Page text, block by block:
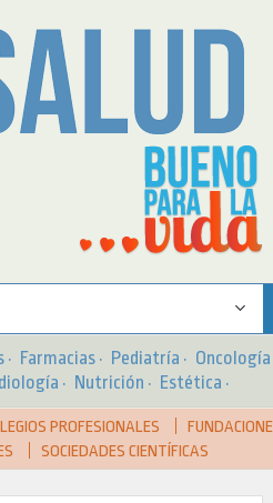
· Farmacias · Pediatría ·
· Nutrición · Estética ·
PROFESIONALES
SOCIEDADES CIENTÍFICAS